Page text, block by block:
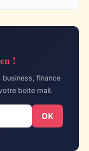
!
business, finance
boite mail.
OK